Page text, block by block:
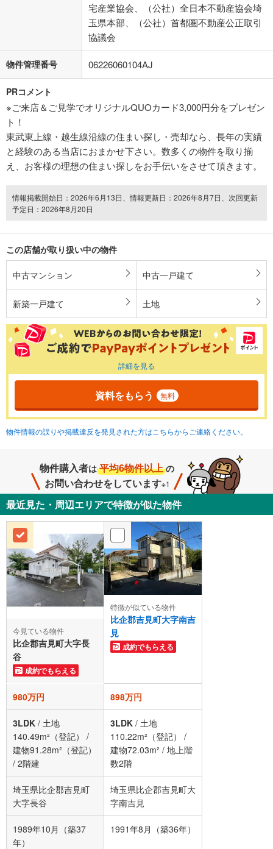
宅産業協会、（公社）全日本不動産協会埼
玉県本部、（公社）首都圏不動産公正取引
協議会
物件管理番号 06226060104AJ
PRコメント
※ご来店＆ご見学でオリジナルQUOカード3,000円分をプレゼン
ト！
東武東上線・越生線沿線の住まい探し・売却なら、長年の実績
と経験のある当店におまかせ下さい。数多くの物件を取り揃
え、お客様の理想の住まい探しをお手伝いをさせて頂きます。
情報掲載開始日：2026年6月13日、情報更新日：2026年8月7日、次回更新
予定日：2026年8月20日
この店舗が取り扱い中の物件
中古マンション 中古一戸建て
新築一戸建て 土地
詳細を見る
資料をもらう 無料
物件情報の誤りや掲載違反を発見された方はこちらからご連絡ください。
物件購入者は 平均6物件以上 の
お問い合わせをしています※1
最近見た・周辺エリアで特徴が似た物件
今見ている物件
比企郡吉見町大字長
谷
成約でもらえる
特徴が似ている物件
比企郡吉見町大字南吉
見
成約でもらえる
980万円 898万円
3LDK / 土地
140.49m²（登記）
/
建物91.28m²（登記）
/ 2階建
3LDK / 土地
110.22m²（登記）
/
建物72.03m² / 地上階
数2階
埼玉県比企郡吉見町
大字長谷
埼玉県比企郡吉見町大
字南吉見
1989年10月（築37
年）
1991年8月（築36年）